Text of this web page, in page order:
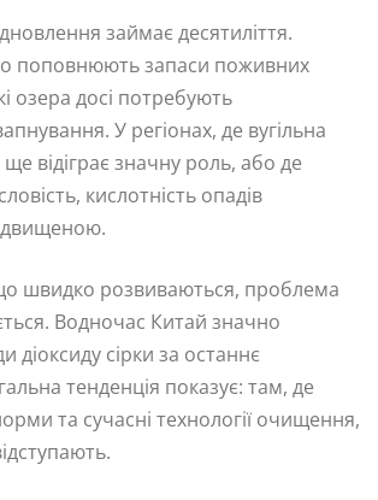
займає десятиліття.
поповнюють запаси поживних
озера досі потребують
У регіонах, де вугільна
відіграє значну роль, або де
кислотність опадів
що швидко розвиваються, проблема
Водночас Китай значно
діоксиду сірки за останнє
тенденція показує: там, де
та сучасні технології очищення,